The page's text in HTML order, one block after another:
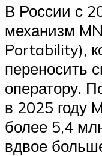
В России с
механизм
Portability),
переносить
оператору.
в 2025 году
более 5,4
вдвое